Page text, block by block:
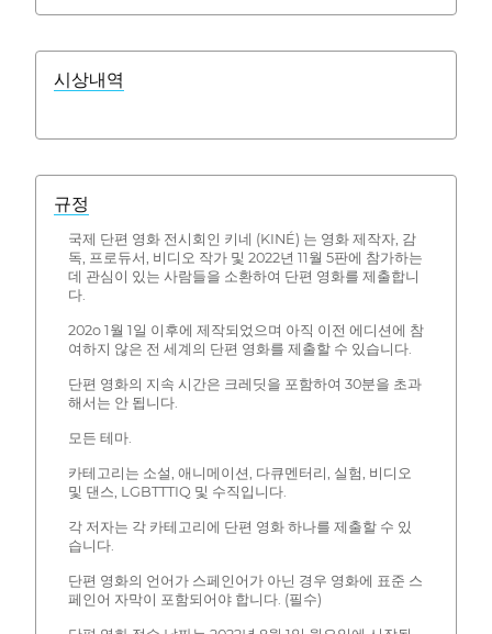
시상내역
규정
국제 단편 영화 전시회인 키네 (KINÉ) 는 영화 제작자, 감
독, 프로듀서, 비디오 작가 및 2022년 11월 5판에 참가하는
데 관심이 있는 사람들을 소환하여 단편 영화를 제출합니
다.
202o 1월 1일 이후에 제작되었으며 아직 이전 에디션에 참
여하지 않은 전 세계의 단편 영화를 제출할 수 있습니다.
단편 영화의 지속 시간은 크레딧을 포함하여 30분을 초과
해서는 안 됩니다.
모든 테마.
카테고리는 소설, 애니메이션, 다큐멘터리, 실험, 비디오
및 댄스, LGBTTTIQ 및 수직입니다.
각 저자는 각 카테고리에 단편 영화 하나를 제출할 수 있
습니다.
단편 영화의 언어가 스페인어가 아닌 경우 영화에 표준 스
페인어 자막이 포함되어야 합니다. (필수)